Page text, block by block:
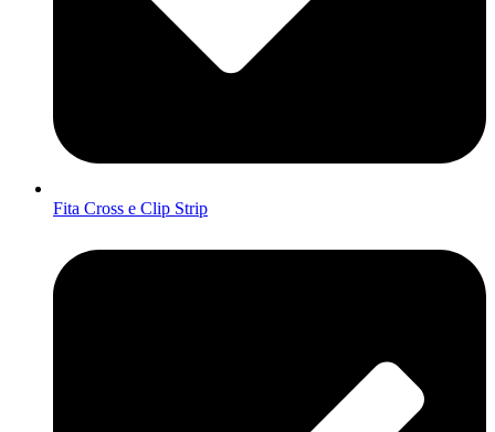
Fita Cross e Clip Strip